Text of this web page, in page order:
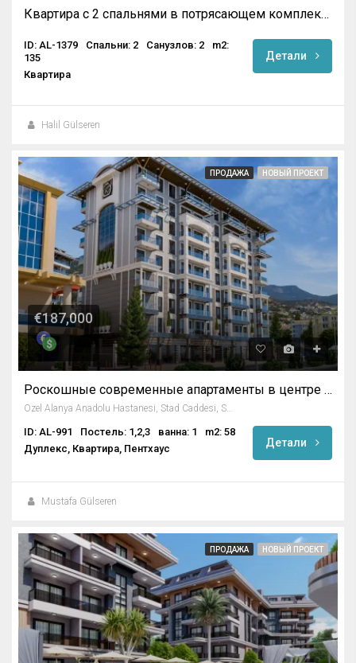
Квартира с 2 спальнями в потрясающем комплексе в Махмутларе
ID: AL-1379 Спальни: 2 Санузлов: 2
m2:
135
Квартира
Детали
Halil Gülseren
ПРОДАЖА НОВЫЙ ПРОЕКТ
€187,000
Роскошные современные апартаменты в центре Аланьи
Özel Alanya Anadolu Hastanesi, Stad Caddesi, Saray Mahallesi, Alanya, Antalya, Mediterranean Region, 07400 SARAY, Turkey
ID: AL-991 Постель: 1,2,3 ванна: 1
m2: 58
Дуплекс, Квартира, Пентхаус
Детали
Mustafa Gülseren
ПРОДАЖА НОВЫЙ ПРОЕКТ